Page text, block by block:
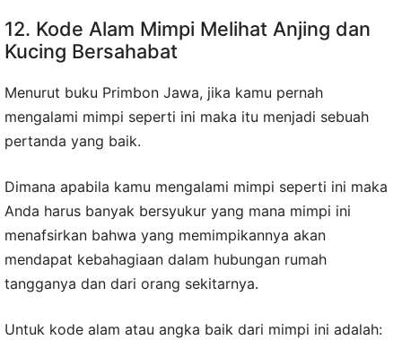
12. Kode Alam Mimpi Melihat Anjing dan
Kucing Bersahabat
Menurut buku Primbon Jawa, jika kamu pernah
mengalami mimpi seperti ini maka itu menjadi sebuah
pertanda yang baik.
Dimana apabila kamu mengalami mimpi seperti ini maka
Anda harus banyak bersyukur yang mana mimpi ini
menafsirkan bahwa yang memimpikannya akan
mendapat kebahagiaan dalam hubungan rumah
tangganya dan dari orang sekitarnya.
Untuk kode alam atau angka baik dari mimpi ini adalah: